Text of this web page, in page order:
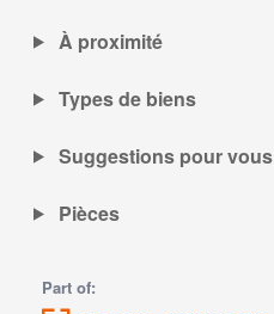
À proximité
Types de biens
Suggestions pour vous
Pièces
Part of: